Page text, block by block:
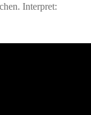
Interpret: